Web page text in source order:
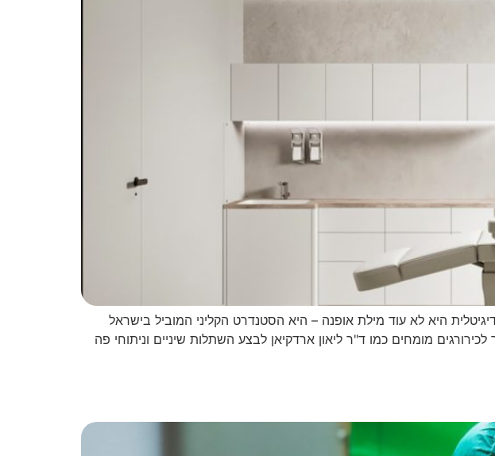
שיניים דיגיטלית היא לא עוד מילת אופנה – היא הסטנדרט הקליני המוביל בישראל
מאפשר לכירורגים מומחים כמו ד"ר ליאון ארדקיאן לבצע השתלות שיניים וניתוחי פה